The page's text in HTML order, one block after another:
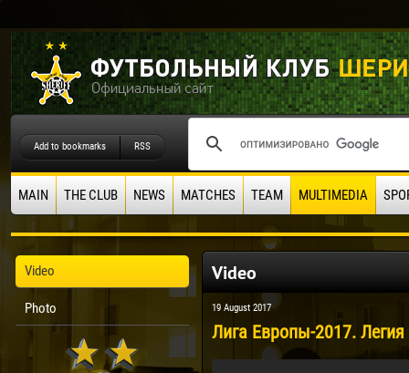
Add to bookmarks RSS
MAIN THE CLUB NEWS MATCHES TEAM MULTIMEDIA
Video
Photo
Video
19 August 2017
Лига Европы-2017.